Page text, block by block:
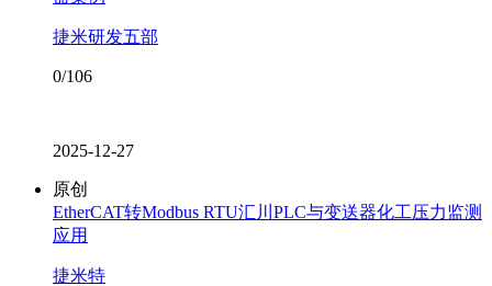
捷米研发五部
0/106
2025-12-27
原创
EtherCAT转Modbus RTU汇川PLC与变送器化工压力监测
应用
捷米特